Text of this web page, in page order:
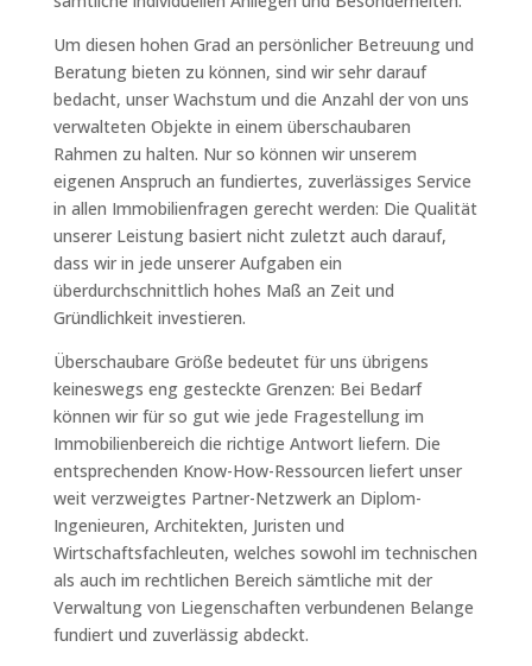
Um diesen hohen Grad an persönlicher Betreuung und
Beratung bieten zu können, sind wir sehr darauf
bedacht, unser Wachstum und die Anzahl der von uns
verwalteten Objekte in einem überschaubaren
Rahmen zu halten. Nur so können wir unserem
eigenen Anspruch an fundiertes, zuverlässiges Service
in allen Immobilienfragen gerecht werden: Die Qualität
unserer Leistung basiert nicht zuletzt auch darauf,
dass wir in jede unserer Aufgaben ein
überdurchschnittlich hohes Maß an Zeit und
Gründlichkeit investieren.
Überschaubare Größe bedeutet für uns übrigens
keineswegs eng gesteckte Grenzen: Bei Bedarf
können wir für so gut wie jede Fragestellung im
Immobilienbereich die richtige Antwort liefern. Die
entsprechenden Know-How-Ressourcen liefert unser
weit verzweigtes Partner-Netzwerk an Diplom-
Ingenieuren, Architekten, Juristen und
Wirtschaftsfachleuten, welches sowohl im technischen
als auch im rechtlichen Bereich sämtliche mit der
Verwaltung von Liegenschaften verbundenen Belange
fundiert und zuverlässig abdeckt.